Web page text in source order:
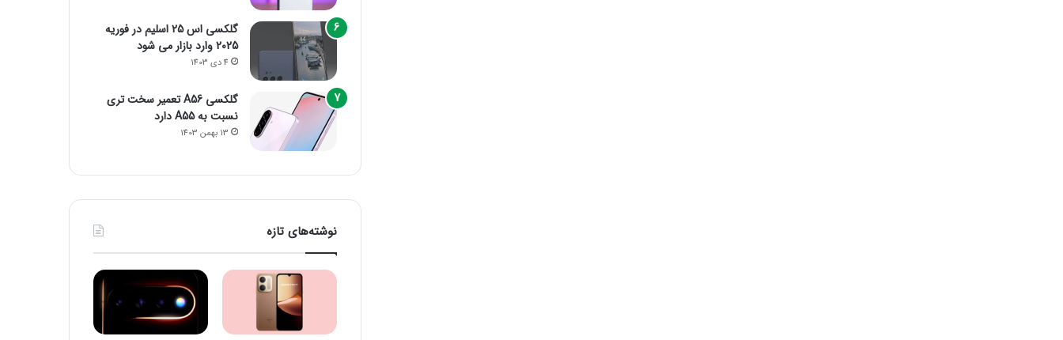
گلکسی اس 25 اسلیم در فوریه
2025 وارد بازار می شود
4 دی 1403
گلکسی A56 تعمیر سخت تری
نسبت به A55 دارد
13 بهمن 1403
نوشته‌های تازه